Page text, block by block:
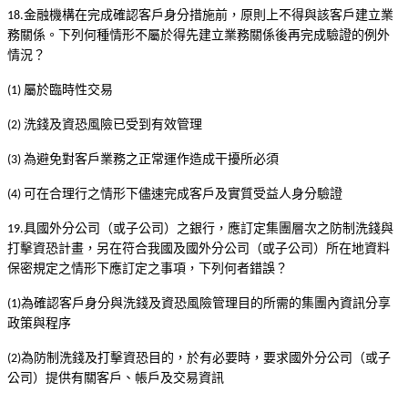
18.金融機構在完成確認客戶身分措施前，原則上不得與該客戶建立業
務關係。下列何種情形不屬於得先建立業務關係後再完成驗證的例外
情況？
(1) 屬於臨時性交易
(2) 洗錢及資恐風險已受到有效管理
(3) 為避免對客戶業務之正常運作造成干擾所必須
(4) 可在合理行之情形下儘速完成客戶及實質受益人身分驗證
19.具國外分公司（或子公司）之銀行，應訂定集團層次之防制洗錢與
打擊資恐計畫，另在符合我國及國外分公司（或子公司）所在地資料
保密規定之情形下應訂定之事項，下列何者錯誤？
(1)為確認客戶身分與洗錢及資恐風險管理目的所需的集團內資訊分享
政策與程序
(2)為防制洗錢及打擊資恐目的，於有必要時，要求國外分公司（或子
公司）提供有關客戶、帳戶及交易資訊